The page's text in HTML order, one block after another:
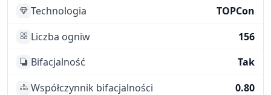
Technologia
TOPCon
Liczba ogniw
156
Bifacjalność
Tak
Współczynnik bifacjalności
0.80